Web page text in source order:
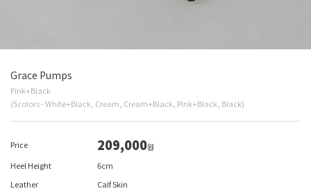
Grace Pumps
Pink+Black
(5colors - White+Black, Cream, Cream+Black, Pink+Black, Black)
Price 209,000원
Heel Height
6cm
Leather
Calf Skin